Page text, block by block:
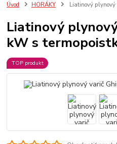
Úvod HORÁKY Liatinový
Liatinový
kW s
TOP produkt